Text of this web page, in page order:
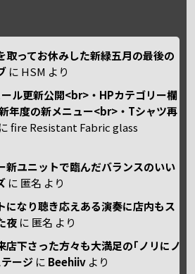
取ってお休みした新緑五月の最後の
に HSM より
ール更新公開<br>・HPカテゴリー欄
年度の新メニュー<br>・Tシャツ再
にfire Resistant Fabric glass
新ユニットで臨んだバランスのいい
に 匿名 より
になり聴き応えある演奏に店内もス
夜 に 匿名 より
店下さった方々も大満足の｢ノリにノ
ージ に Beehiiv より